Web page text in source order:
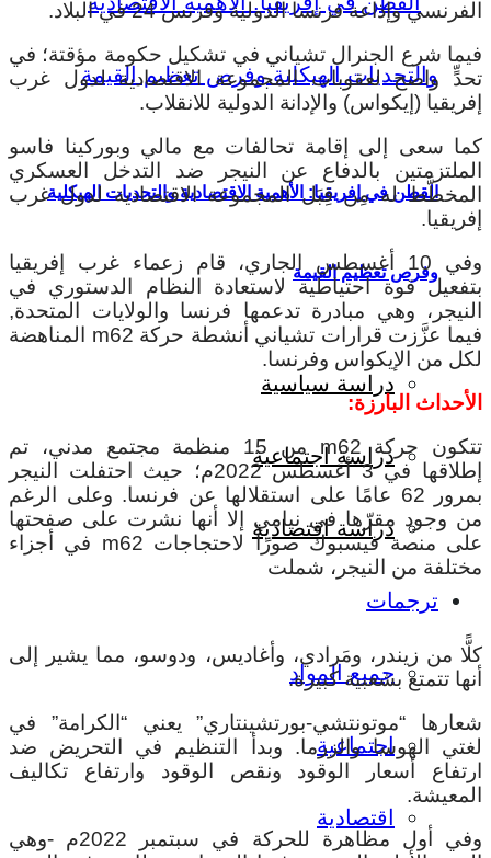
القطن في إفريقيا: الأهمية الاقتصادية والتحديات الهيكلية
وفرص تعظيم القيمة
دراسة سياسية
دراسة اجتماعية
دراسة اقتصادية
ترجمات
جميع المواد
اجتماعية
اقتصادية
الفرنسي وإذاعة فرنسا الدولية وفرنس 24 في البلاد.
فيما شرع الجنرال تشياني في تشكيل حكومة مؤقتة؛ في
تحدٍّ واضح لعقوبات المجموعة الاقتصادية لدول غرب
إفريقيا (إيكواس) والإدانة الدولية للانقلاب.
كما سعى إلى إقامة تحالفات مع مالي وبوركينا فاسو
الملتزمتين بالدفاع عن النيجر ضد التدخل العسكري
المخطَّط له مِن قِبَل المجموعة الاقتصادية لدول غرب
إفريقيا.
وفي 10 أغسطس الجاري، قام زعماء غرب إفريقيا
بتفعيل قوة احتياطية لاستعادة النظام الدستوري في
النيجر، وهي مبادرة تدعمها فرنسا والولايات المتحدة,
فيما عزَّزت قرارات تشياني أنشطة حركة m62 المناهضة
لكل من الإيكواس وفرنسا.
الأحداث البارزة:
تتكون حركة m62 من 15 منظمة مجتمع مدني، تم
إطلاقها في 3 أغسطس 2022م؛ حيث احتفلت النيجر
بمرور 62 عامًا على استقلالها عن فرنسا. وعلى الرغم
من وجود مقرّها في نيامي إلا أنها نشرت على صفحتها
على منصة فيسبوك صورًا لاحتجاجات m62 في أجزاء
مختلفة من النيجر، شملت
كلًّا من زيندر، ومَرادي، وأغاديس، ودوسو، مما يشير إلى
أنها تتمتع بشعبية كبيرة.
شعارها “موتونتشي-بورتشينتاري” يعني “الكرامة” في
لغتي الهوسا والزرما. وبدأ التنظيم في التحريض ضد
ارتفاع أسعار الوقود ونقص الوقود وارتفاع تكاليف
المعيشة.
وفي أول مظاهرة للحركة في سبتمبر 2022م -وهي